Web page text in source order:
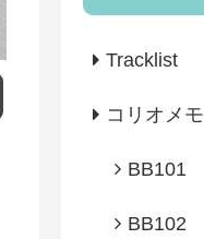
Tracklist
コリオメモ
BB101
BB102